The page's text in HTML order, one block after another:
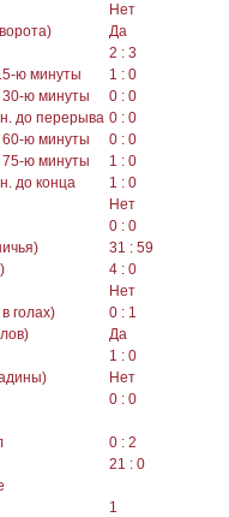
Нет
Да
2 : 3
ю минуты
1 : 0
30-ю минуты
0 : 0
до перерыва 0 : 0
60-ю минуты
0 : 0
75-ю минуты
1 : 0
до конца
1 : 0
Нет
0 : 0
31 : 59
4 : 0
Нет
голах)
0 : 1
Да
1 : 0
Нет
0 : 0
0 : 2
21 : 0
1